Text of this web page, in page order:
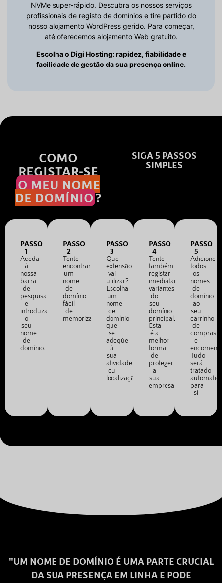
NVMe super-rápido. Descubra os nossos serviços
profissionais de registo de domínios e tire partido do
nosso alojamento WordPress gerido. Para começar,
até oferecemos alojamento Web gratuito.
Escolha o Digi Hosting: rapidez, fiabilidade e
facilidade de gestão da sua presença online.
COMO
REGISTAR-SE
O MEU NOME
DE DOMÍNIO?
SIGA 5 PASSOS
SIMPLES
PASSO
1
Aceda
à
nossa
barra
de
pesquisa
e
introduza
o
seu
nome
de
domínio.
PASSO
2
Tente
encontrar
um
nome
de
domínio
fácil
de
memorizar.
PASSO
3
Que
extensão
vai
utilizar?
Escolha
um
nome
de
domínio
que
se
adeqúe
à
sua
atividade
ou
localização.
PASSO
4
Tente
também
registar
imediatamente
variantes
do
seu
domínio
principal.
Esta
é a
melhor
forma
de
proteger
a
sua
empresa.
PASSO
5
Adicione
todos
os
nomes
de
domínio
ao
seu
carrinho
de
compras
e
Tudo
será
tratado
para
si
"UM NOME DE DOMÍNIO É UMA PARTE CRUCIAL
DA SUA PRESENÇA EM LINHA E PODE